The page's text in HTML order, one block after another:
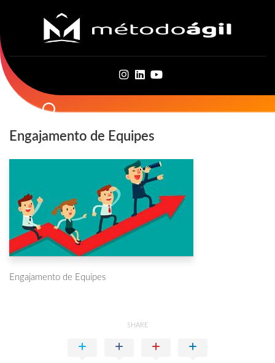
content
Engajamento de Equipes
Engajamento de Equipes
SHARE